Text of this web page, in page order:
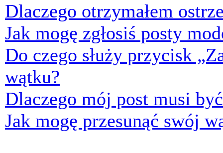
Dlaczego otrzymałem
Jak mogę zgłosiś posty
Do czego służy przycisk
wątku?
Dlaczego mój post musi
Jak mogę przesunąć swój